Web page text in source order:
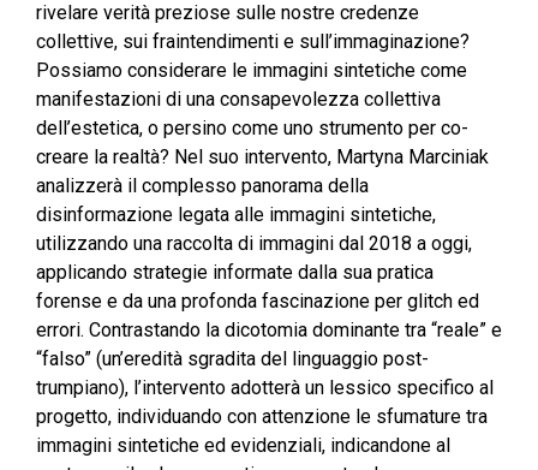
rivelare verità preziose sulle nostre credenze
collettive, sui fraintendimenti e sull’immaginazione?
Possiamo considerare le immagini sintetiche come
manifestazioni di una consapevolezza collettiva
dell’estetica, o persino come uno strumento per co-
creare la realtà? Nel suo intervento, Martyna Marciniak
analizzerà il complesso panorama della
disinformazione legata alle immagini sintetiche,
utilizzando una raccolta di immagini dal 2018 a oggi,
applicando strategie informate dalla sua pratica
forense e da una profonda fascinazione per glitch ed
errori. Contrastando la dicotomia dominante tra “reale” e
“falso” (un’eredità sgradita del linguaggio post-
trumpiano), l’intervento adotterà un lessico specifico al
progetto, individuando con attenzione le sfumature tra
immagini sintetiche ed evidenziali, indicandone al